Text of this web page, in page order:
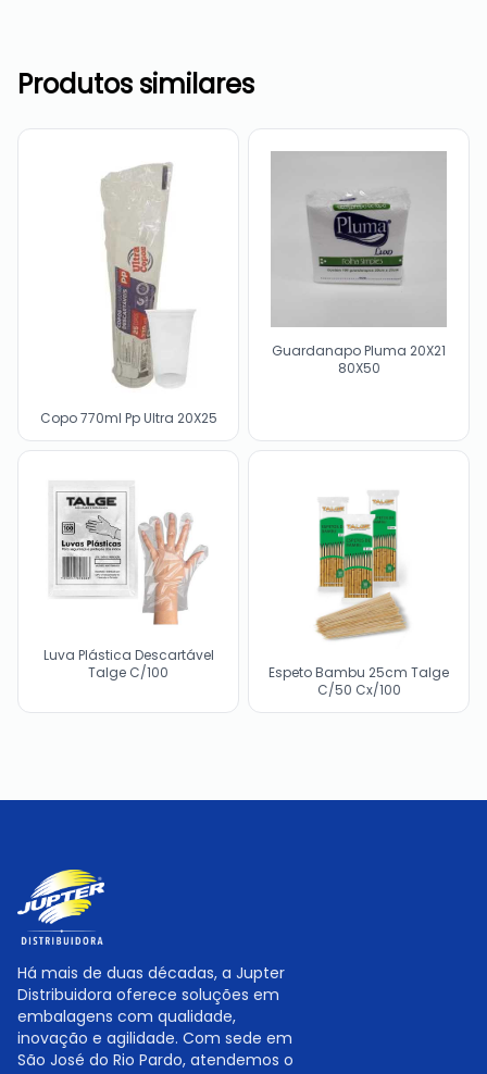
Produtos similares
Copo 770ml Pp Ultra 20X25
Guardanapo Pluma 20X21
80X50
Luva Plástica Descartável
Talge C/100
Espeto Bambu 25cm Talge
C/50 Cx/100
Há mais de duas décadas, a Jupter
Distribuidora oferece soluções em
embalagens com qualidade,
inovação e agilidade. Com sede em
São José do Rio Pardo, atendemos o